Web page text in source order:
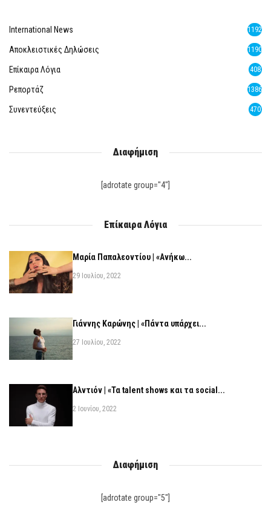
International News 1192
Αποκλειστικές Δηλώσεις 1190
Επίκαιρα Λόγια 408
Ρεπορτάζ 1386
Συνεντεύξεις 470
Διαφήμιση
[adrotate group="4"]
Επίκαιρα Λόγια
Μαρία Παπαλεοντίου | «Ανήκω...
29 Ιουλίου, 2022
Γιάννης Καρώνης | «Πάντα υπάρχει...
27 Ιουλίου, 2022
Αλντιόν | «Τα talent shows και τα social...
2 Ιουνίου, 2022
Διαφήμιση
[adrotate group="5"]